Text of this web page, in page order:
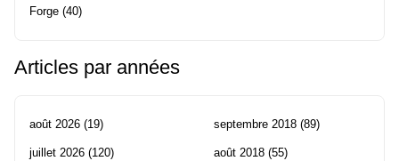
Forge (40)
Articles par années
août 2026 (19)
juillet 2026 (120)
septembre 2018 (89)
août 2018 (55)